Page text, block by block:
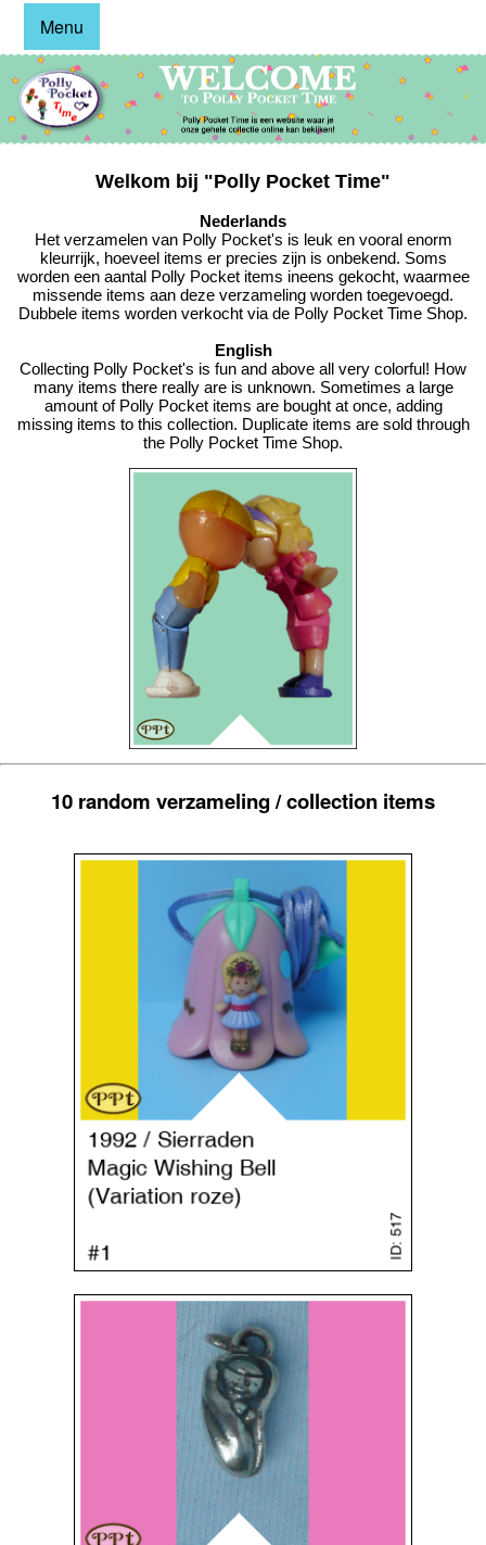
Menu
Welkom bij "Polly Pocket Time"
Nederlands
Het verzamelen van Polly Pocket's is leuk en vooral enorm
kleurrijk, hoeveel items er precies zijn is onbekend. Soms
worden een aantal Polly Pocket items ineens gekocht, waarmee
missende items aan deze verzameling worden toegevoegd.
Dubbele items worden verkocht via de Polly Pocket Time Shop.
English
Collecting Polly Pocket's is fun and above all very colorful! How
many items there really are is unknown. Sometimes a large
amount of Polly Pocket items are bought at once, adding
missing items to this collection. Duplicate items are sold through
the Polly Pocket Time Shop.
10 random verzameling / collection items